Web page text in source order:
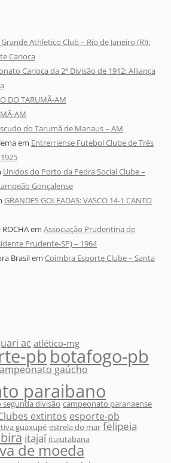
Athletico Club – Rio de Janeiro (RJ):
Carioca
Carioca da 2ª Divisão de 1912: Alliança
DO TARUMÃ-AM
AM
do Tarumã de Manaus – AM
em Entrerriense Futebol Clube de Três
Unidos do Porto da Pedra Social Clube –
Gonçalense
GRANDES GOLEADAS: VASCO 14-1 CANTO
ROCHAem Associação Prudentina de
Prudente-SP) – 1964
Brasilem Coimbra Esporte Clube – Santa
ac atlético-mg
pbbotafogo-pb
gaúcho
paraibano
divisão campeonato paranaense
extintos esporte-pb
guaxupé estrela do mar felipeia
itajaí ituiutabana
de moeda